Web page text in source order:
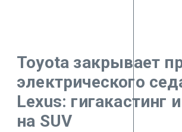
Toyota закрывает
электрического
Lexus: гигакастинг
на SUV